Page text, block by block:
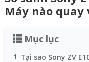
Máy nào
Mục lục
1 Tại sao Sony ZV